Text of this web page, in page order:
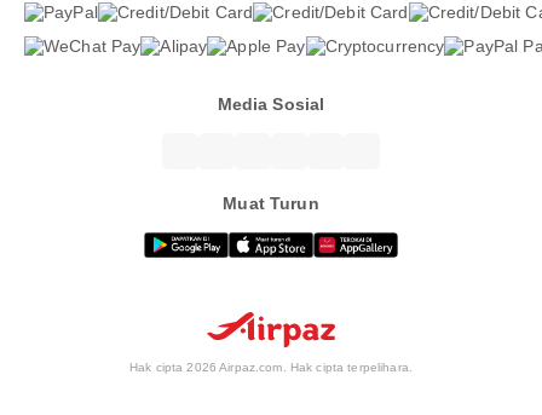
Media Sosial
Muat Turun
Hak cipta 2026 Airpaz.com. Hak cipta terpelihara.